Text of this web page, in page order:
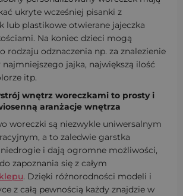
ukryte wcześniej pisanki z
lub plastikowe otwierane jajeczka
Na koniec dzieci mogą
rodzaju odznaczenia np. za znalezienie
jajka, największą ilość
itp.
wnętrz woreczkami to prosty i
aranżacje wnętrza
woreczki są niezwykle uniwersalnym
a to zaledwie garstka
i dają ogromne możliwości,
zapoznania się z całym
. Dzięki różnorodności modeli i
z całą pewnością każdy znajdzie w